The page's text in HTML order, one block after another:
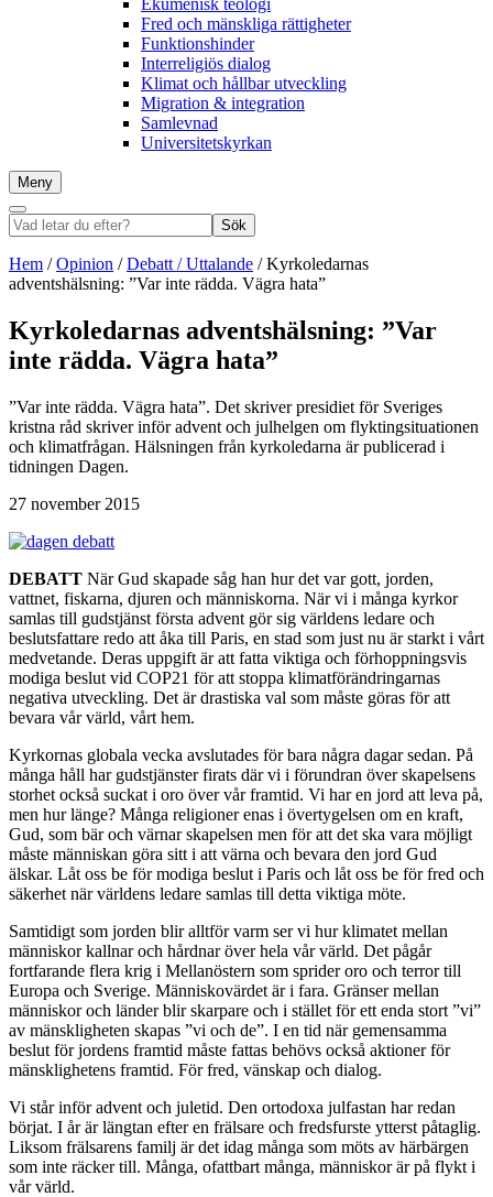
Fred och mänskliga rättigheter
Funktionshinder
Interreligiös dialog
Klimat och hållbar utveckling
Migration & integration
Samlevnad
Universitetskyrkan
Meny
Sök
Vad
letar
du
efter?
Sök
Hem /Opinion /Debatt / Uttalande /Kyrkoledarnas
adventshälsning: ”Var inte rädda. Vägra hata”
Kyrkoledarnas adventshälsning: ”Var
inte rädda. Vägra hata”
”Var inte rädda. Vägra hata”. Det skriver presidiet för Sveriges
kristna råd skriver inför advent och julhelgen om flyktingsituationen
och klimatfrågan. Hälsningen från kyrkoledarna är publicerad i
tidningen Dagen.
27 november 2015
DEBATT När Gud skapade såg han hur det var gott, jorden,
vattnet, fiskarna, djuren och människorna. När vi i många kyrkor
samlas till gudstjänst första advent gör sig världens ledare och
beslutsfattare redo att åka till Paris, en stad som just nu är starkt i vårt
medvetande. Deras uppgift är att fatta viktiga och förhoppningsvis
modiga beslut vid COP21 för att stoppa klimatförändringarnas
negativa utveckling. Det är drastiska val som måste göras för att
bevara vår värld, vårt hem.
Kyrkornas globala vecka avslutades för bara några dagar sedan. På
många håll har gudstjänster firats där vi i förundran över skapelsens
storhet också suckat i oro över vår framtid. Vi har en jord att leva på,
men hur länge? Många religioner enas i övertygelsen om en kraft,
Gud, som bär och värnar skapelsen men för att det ska vara möjligt
måste människan göra sitt i att värna och bevara den jord Gud
älskar. Låt oss be för modiga beslut i Paris och låt oss be för fred och
säkerhet när världens ledare samlas till detta viktiga möte.
Samtidigt som jorden blir alltför varm ser vi hur klimatet mellan
människor kallnar och hårdnar över hela vår värld. Det pågår
fortfarande flera krig i Mellanöstern som sprider oro och terror till
Europa och Sverige. Människovärdet är i fara. Gränser mellan
människor och länder blir skarpare och i stället för ett enda stort ”vi”
av mänskligheten skapas ”vi och de”. I en tid när gemensamma
beslut för jordens framtid måste fattas behövs också aktioner för
mänsklighetens framtid. För fred, vänskap och dialog.
Vi står inför advent och juletid. Den ortodoxa julfastan har redan
börjat. I år är längtan efter en frälsare och fredsfurste ytterst påtaglig.
Liksom frälsarens familj är det idag många som möts av härbärgen
som inte räcker till. Många, ofattbart många, människor är på flykt i
vår värld.